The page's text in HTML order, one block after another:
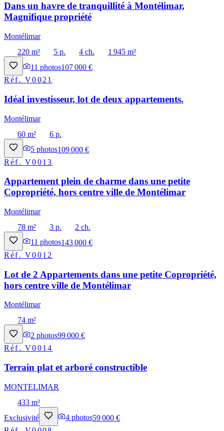
Dans un havre de tranquillité à Montélimar,
Magnifique propriété
Montélimar
220 m²
5 p. 4 ch.
1 945 m²
11 photos107 000 €
Réf.V0021
Idéal investisseur, lot de deux appartements.
Montélimar
60 m²
6 p.
5 photos109 000 €
Réf.V0013
Appartement plein de charme dans une petite
Copropriété, hors centre ville de Montélimar
Montélimar
78 m²
3 p.
2 ch.
11 photos143 000 €
Réf.V0012
Lot de 2 Appartements dans une petite Copropriété,
hors centre ville de Montélimar
Montélimar
74 m²
2 photos99 000 €
Réf.V0014
Terrain plat et arboré constructible
MONTELIMAR
433 m²
Exclusivité
4 photos59 000 €